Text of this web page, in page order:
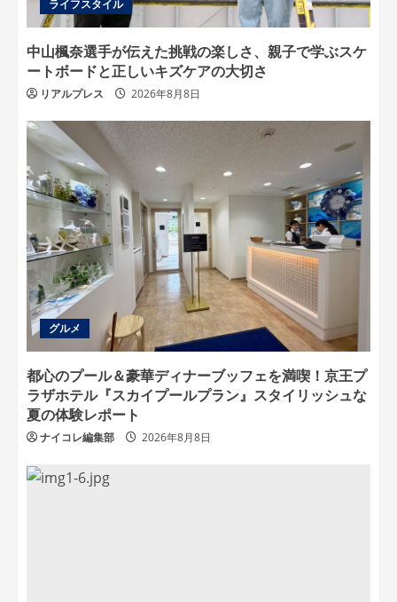
ライフスタイル
中山楓奈選手が伝えた挑戦の楽しさ、親子で学ぶスケ
ートボードと正しいキズケアの大切さ
リアルプレス 2026年8月8日
グルメ
都心のプール＆豪華ディナーブッフェを満喫！京王プ
ラザホテル『スカイプールプラン』スタイリッシュな
夏の体験レポート
ナイコレ編集部 2026年8月8日